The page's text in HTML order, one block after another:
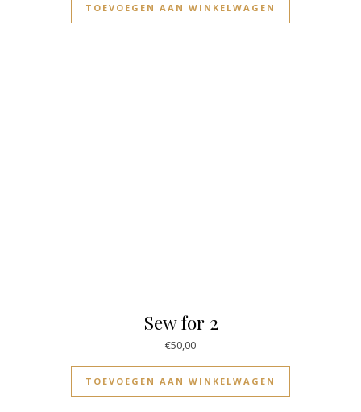
TOEVOEGEN AAN WINKELWAGEN
Sew for 2
€50,00
TOEVOEGEN AAN WINKELWAGEN